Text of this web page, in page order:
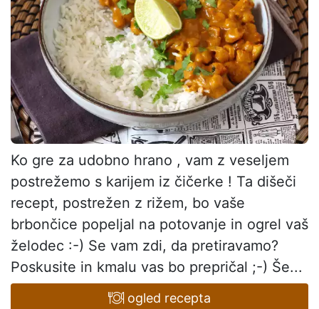
Ko gre za udobno hrano , vam z veseljem
postrežemo s karijem iz čičerke ! Ta dišeči
recept, postrežen z rižem, bo vaše
brbončice popeljal na potovanje in ogrel vaš
želodec :-) Se vam zdi, da pretiravamo?
Poskusite in kmalu vas bo prepričal ;-) Še...
ogled recepta